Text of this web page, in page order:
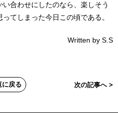
合わせにしたのなら、楽しそう
てしまった今日この頃である。
Written by S.S
に戻る 次の記事へ >